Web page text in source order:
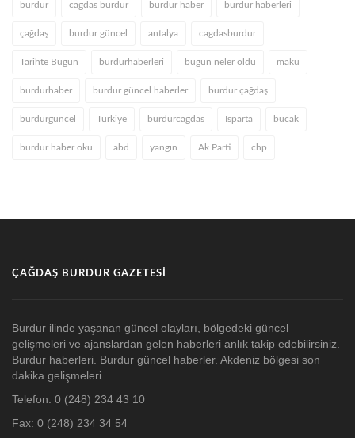
burdur cagdas burdur burdur haber burdur haberleri
çağdaş burdur güncel antalya cagdasburdur
Tarihte Bugün burdurhaberleri bugün neler oldu makü
burdurhaber burdur güncel haberler burdur çağdaş
burdurgüncel Türkiye burdurcagdas Isparta bucak
burdur haber oku abd yangın Ak Parti chp
ÇAĞDAŞ BURDUR GAZETESI
Burdur ilinde yaşanan güncel olayları, bölgedeki güncel
gelişmeleri ve ajanslardan gelen haberleri anlık takip edebilirsiniz.
Burdur haberleri. Burdur güncel haberler. Akdeniz bölgesi son
dakika gelişmeleri.
Telefon: 0 (248) 234 43 10
Fax: 0 (248) 234 34 54